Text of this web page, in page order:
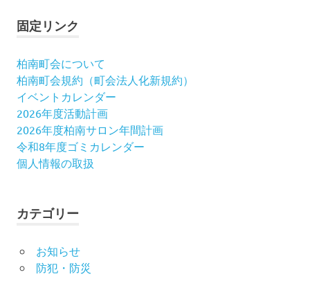
固定リンク
柏南町会について
柏南町会規約（町会法人化新規約）
イベントカレンダー
2026年度活動計画
2026年度柏南サロン年間計画
令和8年度ゴミカレンダー
個人情報の取扱
カテゴリー
お知らせ
防犯・防災